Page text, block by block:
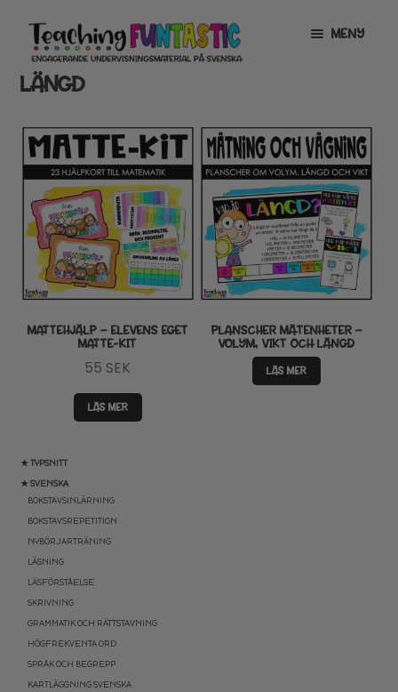
Hoppa
till
navigering
Gå
till
innehåll
MENY
INFO
MITT KONTO
GRATISMATERIAL
EXPANDERA
UNDERMENY
BUTIK
LICENSER
EXPANDERA
UNDERMENY
LÄNGD
★ TYPSNITT
★ SVENSKA
BOKSTAVSINLÄRNING
BOKSTAVSREPETITION
NYBÖRJARTRÄNING
LÄSNING
LÄSFÖRSTÅELSE
SKRIVNING
GRAMMATIK OCH RÄTTSTAVNING
HÖGFREKVENTA ORD
SPRÅK OCH BEGREPP
KARTLÄGGNING SVENSKA
MATTEHJÄLP – ELEVENS EGET
MATTE-KIT
55 SEK
LÄS MER
PLANSCHER MÄTENHETER –
VOLYM, VIKT OCH LÄNGD
LÄS MER